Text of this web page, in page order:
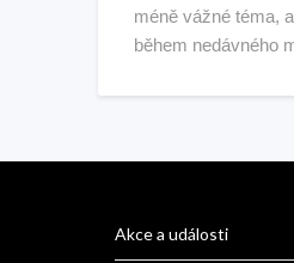
méně vážné téma,
během nedávného
Akce a události